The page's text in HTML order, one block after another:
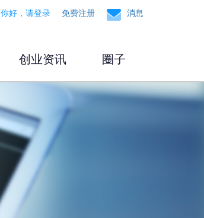
你好，请登录 免费注册 消息
创业资讯 圈子